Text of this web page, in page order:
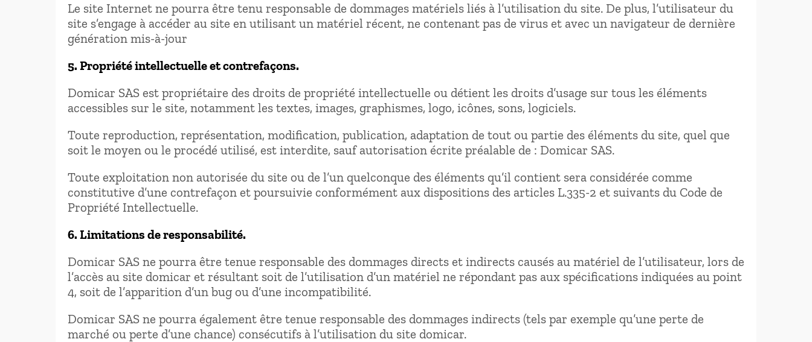
Le site Internet ne pourra être tenu responsable de dommages matériels liés à l’utilisation du site. De plus, l’utilisateur du
site s’engage à accéder au site en utilisant un matériel récent, ne contenant pas de virus et avec un navigateur de dernière
génération mis-à-jour
5. Propriété intellectuelle et contrefaçons.
Domicar SAS est propriétaire des droits de propriété intellectuelle ou détient les droits d’usage sur tous les éléments
accessibles sur le site, notamment les textes, images, graphismes, logo, icônes, sons, logiciels.
Toute reproduction, représentation, modification, publication, adaptation de tout ou partie des éléments du site, quel que
soit le moyen ou le procédé utilisé, est interdite, sauf autorisation écrite préalable de : Domicar SAS.
Toute exploitation non autorisée du site ou de l’un quelconque des éléments qu’il contient sera considérée comme
constitutive d’une contrefaçon et poursuivie conformément aux dispositions des articles L.335-2 et suivants du Code de
Propriété Intellectuelle.
6. Limitations de responsabilité.
Domicar SAS ne pourra être tenue responsable des dommages directs et indirects causés au matériel de l’utilisateur, lors de
l’accès au site domicar et résultant soit de l’utilisation d’un matériel ne répondant pas aux spécifications indiquées au point
4, soit de l’apparition d’un bug ou d’une incompatibilité.
Domicar SAS ne pourra également être tenue responsable des dommages indirects (tels par exemple qu’une perte de
marché ou perte d’une chance) consécutifs à l’utilisation du site domicar.